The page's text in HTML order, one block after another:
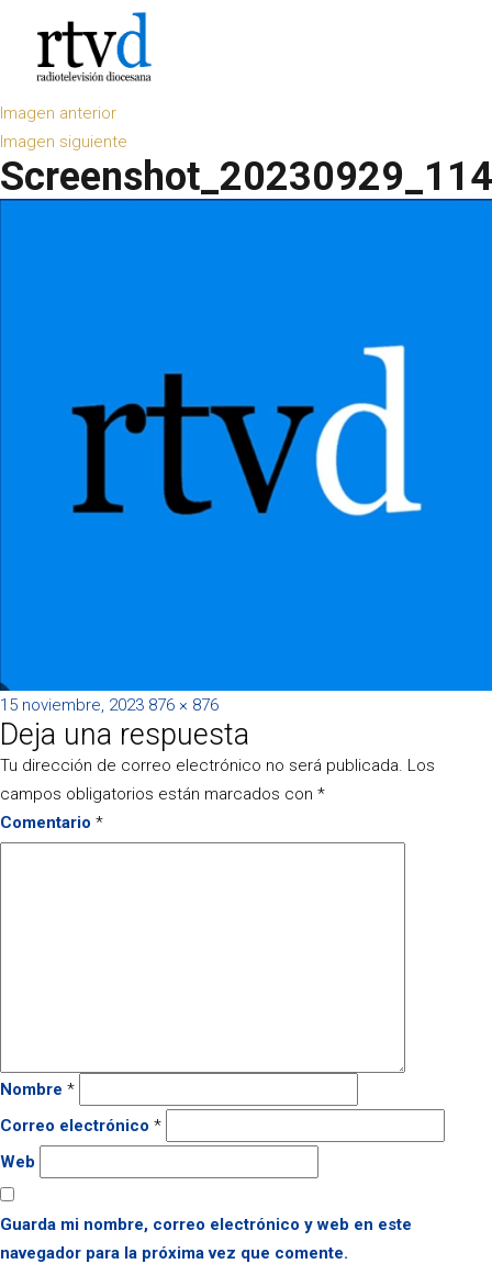
Imagen anterior
Imagen siguiente
Publicado
el
15 noviembre, 2023 Tamaño
completo
876 × 876
Deja una respuesta
Tu dirección de correo electrónico no será publicada. Los
campos obligatorios están marcados con *
Comentario *
Nombre *
Correo electrónico *
Web
Guarda mi nombre, correo electrónico y web en este
navegador para la próxima vez que comente.